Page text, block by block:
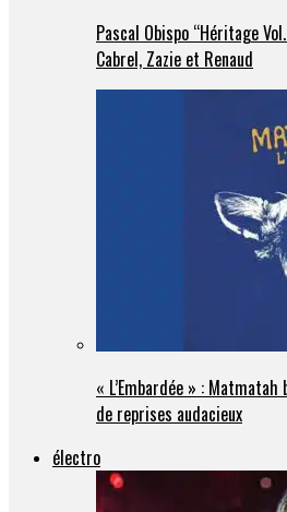
Pascal Obispo “Héritage
Cabrel, Zazie et Renaud
« L’Embardée » :
de reprises audacieux
électro